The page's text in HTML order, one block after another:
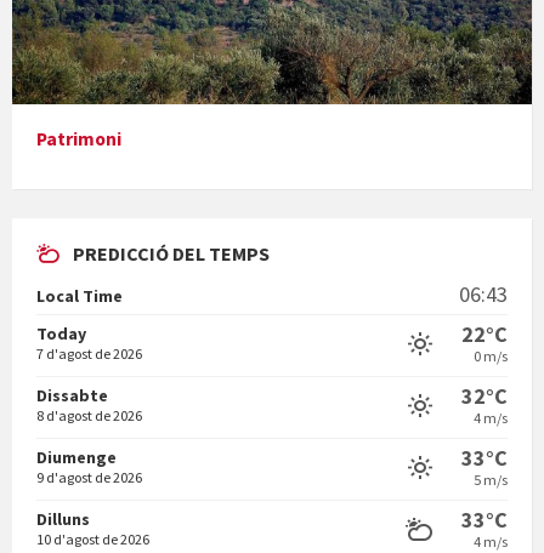
Presentació del llibre &quot;La mare&quot;, d'Emma Zafon
En Bum
Vermuts a la Font. Hit parit
Patrimoni
PREDICCIÓ DEL TEMPS
Local Time 06:43
Today
7 d'agost de 2026
22°C
0 m/s
Dissabte
8 d'agost de 2026
32°C
4 m/s
Diumenge
9 d'agost de 2026
33°C
5 m/s
Dilluns
10 d'agost de 2026
33°C
4 m/s